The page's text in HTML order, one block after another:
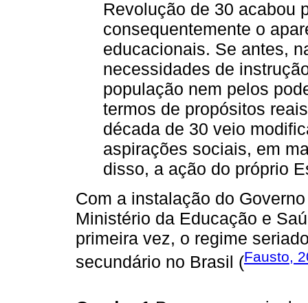
Revolução de 30 acabou
consequentemente o
educacionais. Se antes,
necessidades de
população nem pelos
termos de propósitos
década de 30 veio
aspirações sociais, em
disso, a ação do próprio
Com a instalação do
Ministério da Educação e
primeira vez, o regime
secundário no Brasil (Fausto,